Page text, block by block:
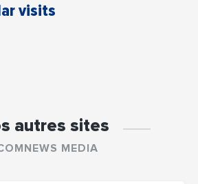
visits
autres sites
MEDIA